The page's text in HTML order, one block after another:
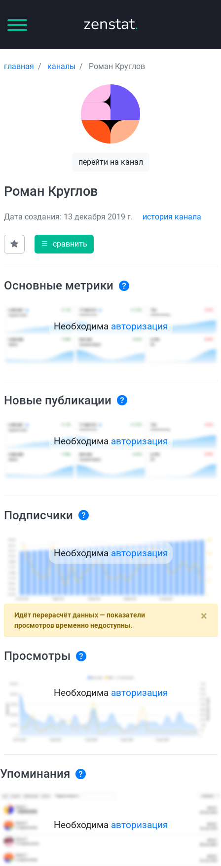
zenstat.
главная каналы Роман Круглов
перейти на канал
Роман Круглов
Дата создания: 13 декабря 2019 г. история канала
сравнить
Основные метрики
Необходима авторизация
Новые публикации
Необходима авторизация
Подписчики
Необходима авторизация
×
Идёт перерасчёт данных — показатели
просмотров временно недоступны.
Просмотры
Необходима авторизация
Упоминания
Необходима авторизация